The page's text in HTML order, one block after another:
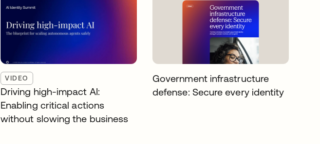
VIDEO
Driving high-impact AI:
Enabling critical actions
without slowing the business
Government infrastructure
defense: Secure every identity